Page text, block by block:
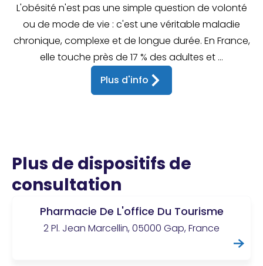
L'obésité n'est pas une simple question de volonté
ou de mode de vie : c'est une véritable maladie
chronique, complexe et de longue durée. En France,
elle touche près de 17 % des adultes et ...
Plus d'info
Plus de dispositifs de
consultation
Pharmacie De L'office Du Tourisme
2 Pl. Jean Marcellin, 05000 Gap, France